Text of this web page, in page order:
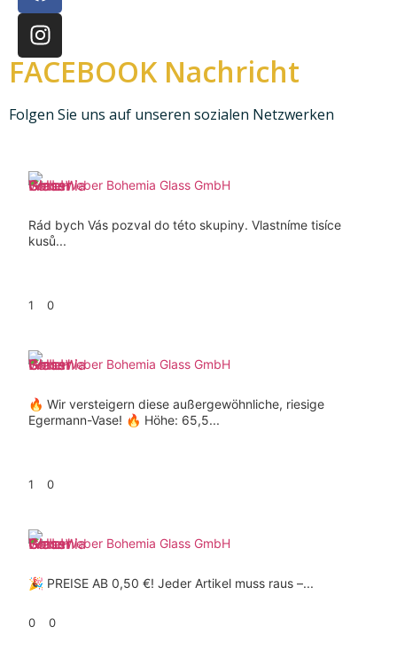
FACEBOOK Nachricht
Folgen Sie uns auf unseren sozialen Netzwerken
Weber Bohemia Glass GmbH
Rád bych Vás pozval do této skupiny. Vlastníme tisíce
kusů...
1 0
Weber Bohemia Glass GmbH
🔥 Wir versteigern diese außergewöhnliche, riesige
Egermann-Vase! 🔥 Höhe: 65,5...
1 0
Weber Bohemia Glass GmbH
🎉 PREISE AB 0,50 €! Jeder Artikel muss raus –...
0 0